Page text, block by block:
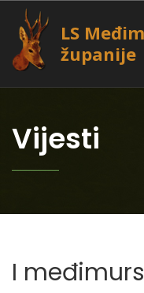
LS
županije
Vijesti
I